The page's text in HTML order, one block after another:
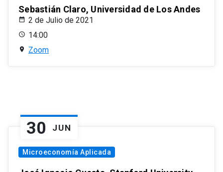
Sebastián Claro, Universidad de Los Andes
2 de Julio de 2021
14:00
Zoom
30 JUN
Microeconomía Aplicada